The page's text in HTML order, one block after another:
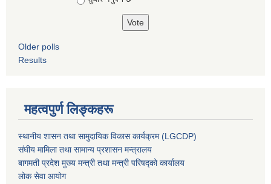
Older polls
Results
महत्वपुर्ण लिङ्कहरू
स्थानीय शासन तथा सामुदायिक विकास कार्यक्रम (LGCDP)
संघीय मामिला तथा सामान्य प्रशासन मन्त्रालय
बागमती प्रदेश मुख्य मन्त्री तथा मन्त्री परिषद्को कार्यालय
लोक सेवा आयोग